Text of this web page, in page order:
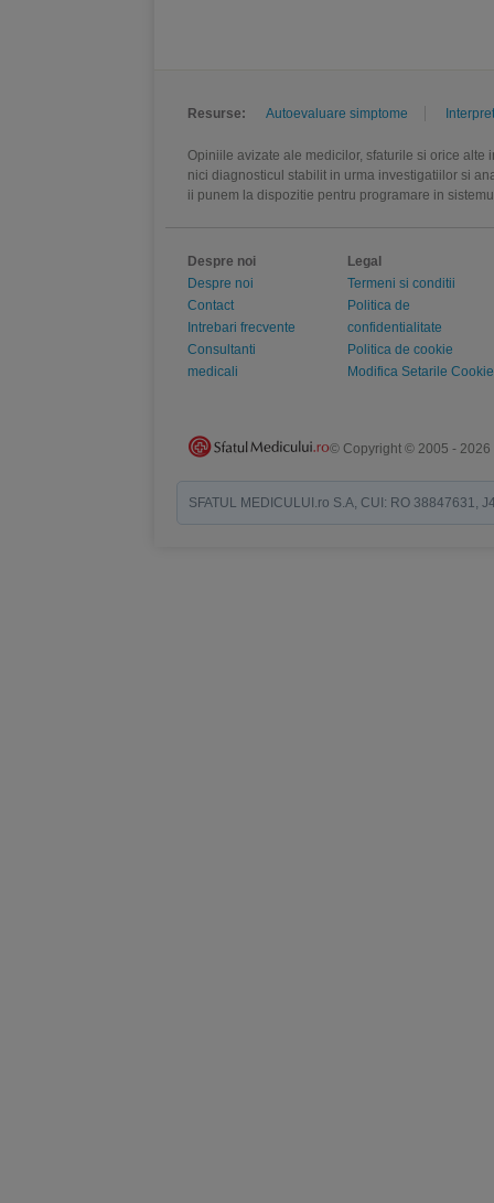
Resurse: Autoevaluare simptome
Opiniile avizate ale medicilor, sfaturile si orice
nici diagnosticul stabilit in urma investigatiilor si
ii punem la dispozitie pentru programare in
Despre noi
Despre noi
Contact
Intrebari frecvente
Consultanti
medicali
Legal
Termeni si conditii
Politica de
confidentialitate
Politica de cookie
Modifica Setarile Cookie
© Copyright © 2005 - 2026
SFATUL MEDICULUI.ro S.A, CUI: RO 38847631,